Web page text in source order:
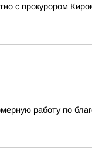
с прокурором
работу по